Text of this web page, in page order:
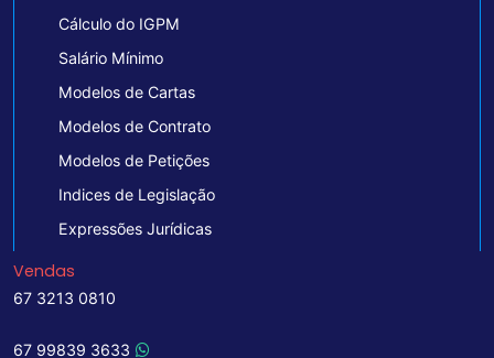
Cálculo do IGPM
Salário Mínimo
Modelos de Cartas
Modelos de Contrato
Modelos de Petições
Indices de Legislação
Expressões Jurídicas
Vendas
67 3213 0810
67 99839 3633